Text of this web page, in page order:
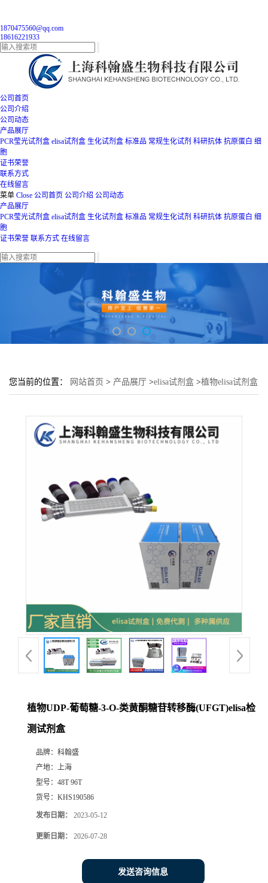
1870475560@qq.com
18616221933
公司首页
公司介绍
公司动态
产品展厅
PCR莹光试剂盒 elisa试剂盒 生化试剂盒 标准品 常规生化试剂 科研抗体 抗原蛋白 细
胞
证书荣誉
联系方式
在线留言
菜单 Close 公司首页 公司介绍 公司动态
产品展厅
PCR莹光试剂盒 elisa试剂盒 生化试剂盒 标准品 常规生化试剂 科研抗体 抗原蛋白 细
胞
证书荣誉 联系方式 在线留言
您当前的位置： 网站首页 > 产品展厅 >elisa试剂盒 >植物elisa试剂盒
植物UDP-葡萄糖-3-O-类黄酮糖苷转移酶(UFGT)elisa检
测试剂盒
品牌： 科翰盛
产地： 上海
型号： 48T 96T
货号： KHS190586
发布日期： 2023-05-12
更新日期： 2026-07-28
发送咨询信息